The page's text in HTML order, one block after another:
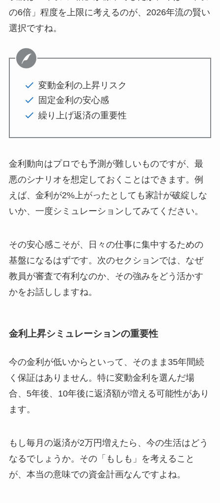
の6倍」程度を上限に考えるのが、2026年流の賢い
選択ですね。
変動金利の上昇リスク
固定金利の安心感
繰り上げ返済の重要性
金利動向はプロでも予測が難しいものですが、最
悪のシナリオを想定しておくことはできます。例
えば、金利が2%上がったとしても家計が破綻しな
いか、一度シミュレーションしてみてください。
その安心感こそが、日々の仕事に集中するための
基盤になるはずです。次のセクションでは、なぜ
教員が審査で有利なのか、その強みをどう活かす
かをお話ししますね。
金利上昇シミュレーションの重要性
今の金利が低いからといって、そのまま35年間続
く保証はありません。特に変動金利を選んだ場
合、5年後、10年後に返済額が増える可能性があり
ます。
もし毎月の返済が2万円増えたら、今の生活はどう
なるでしょうか。その「もしも」を考えること
が、本当の意味での資金計画なんですよね。